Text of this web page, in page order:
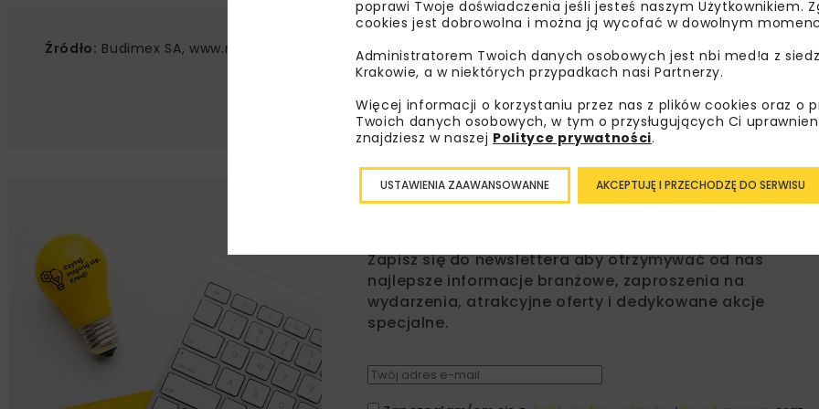
Źródło: Budimex SA, www.media.budimex.pl
BUDIMEX FBSERWIS GRUPA
INDEKS WIG-20 MOSTOSTAL KRAKÓW
Zapisz się do newslettera aby otrzymywać od nas
najlepsze informacje branżowe, zaproszenia na
wydarzenia, atrakcyjne oferty i dedykowane akcje
specjalne.
poprawi Twoje doświadczenia jeśli jesteś naszym Użytkownikiem.
cookies jest dobrowolna i można ją wycofać w dowolnym
Administratorem Twoich danych osobowych jest nbi med!a z
Krakowie, a w niektórych przypadkach nasi Partnerzy.
Więcej informacji o korzystaniu przez nas z plików cookies oraz o
Twoich danych osobowych, w tym o przysługujących Ci
znajdziesz w naszej Polityce prywatności.
AKCEPTUJĘ I PRZECHODZĘ DO SERWISU
USTAWIENIA ZAAWANSOWANNE